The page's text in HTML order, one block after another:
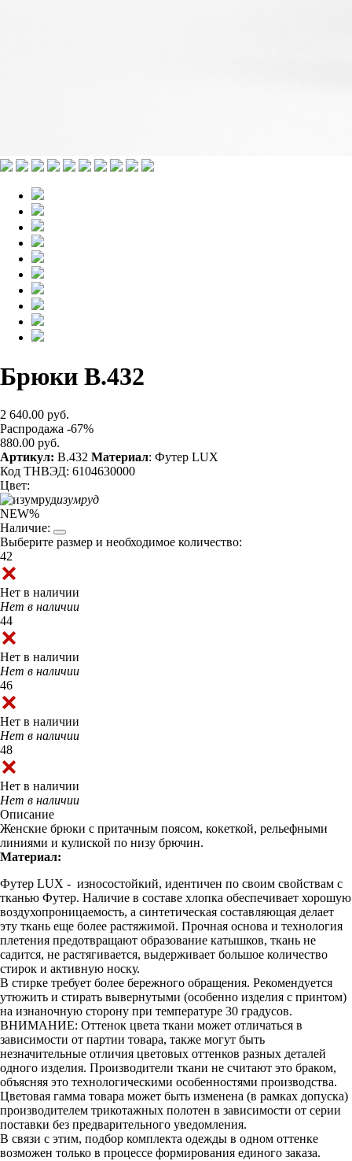
Брюки B.432
2 640.00 руб.
Распродажа -67%
880.00 руб.
Артикул: B.432 Материал: Футер LUX
Код ТНВЭД: 6104630000
Цвет:
изумруд
NEW%
Наличие:
Выберите размер и необходимое количество:
42
Нет в наличии
Нет в наличии
44
Нет в наличии
Нет в наличии
46
Нет в наличии
Нет в наличии
48
Нет в наличии
Нет в наличии
Описание
Женские брюки с притачным поясом, кокеткой, рельефными
линиями и кулиской по низу брючин.
Материал:
Футер LUX - износостойкий, идентичен по своим свойствам с
тканью Футер. Наличие в составе хлопка обеспечивает хорошую
воздухопроницаемость, а синтетическая составляющая делает
эту ткань еще более растяжимой. Прочная основа и технология
плетения предотвращают образование катышков, ткань не
садится, не растягивается, выдерживает большое количество
стирок и активную носку.
В стирке требует более бережного обращения. Рекомендуется
утюжить и стирать вывернутыми (особенно изделия с принтом)
на изнаночную сторону при температуре 30 градусов.
ВНИМАНИЕ: Оттенок цвета ткани может отличаться в
зависимости от партии товара, также могут быть
незначительные отличия цветовых оттенков разных деталей
одного изделия. Производители ткани не считают это браком,
объясняя это технологическими особенностями производства.
Цветовая гамма товара может быть изменена (в рамках допуска)
производителем трикотажных полотен в зависимости от серии
поставки без предварительного уведомления.
В связи с этим, подбор комплекта одежды в одном оттенке
возможен только в процессе формирования единого заказа.